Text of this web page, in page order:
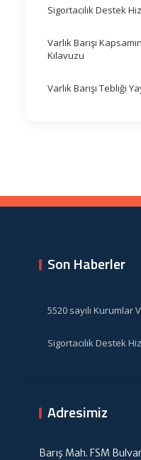
Sigortacılık Destek
Varlık Barışı
Kılavuzu
Varlık Barışı Tebliği
Son Haberler
5520 sayılı Kurumlar
Sigortacılık Destek
Adresimiz
Barış Mah. FSM